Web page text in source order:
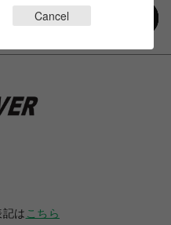
は こちら
Cancel